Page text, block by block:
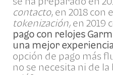
contacto, en 2018 con
tokenización, en 2019
pago con relojes
una mejor
opción de pago más
no se necesita ni de